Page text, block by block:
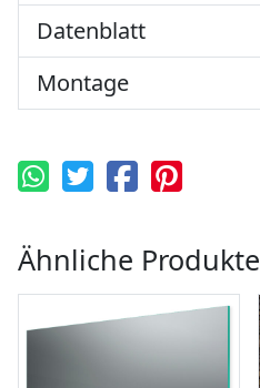
Datenblatt
Montage
Ähnliche Produkte